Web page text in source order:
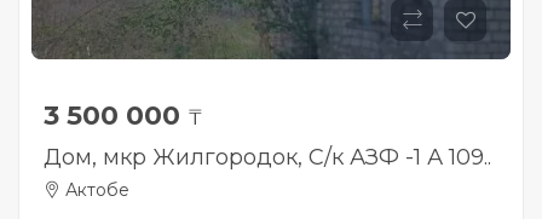
3 500 000 ₸
Дом, мкр Жилгородок, С/к АЗФ -1 А 109..
Актобе